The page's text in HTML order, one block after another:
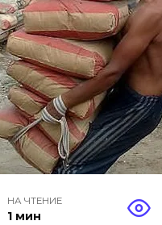
НА ЧТЕНИЕ
1 мин